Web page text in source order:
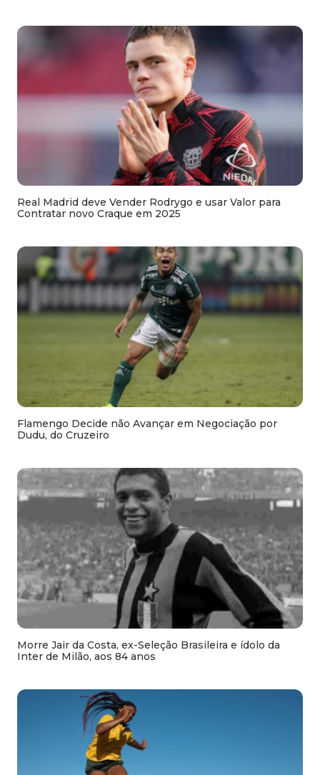
Real Madrid deve Vender Rodrygo e usar Valor para
Contratar novo Craque em 2025
Flamengo Decide não Avançar em Negociação por
Dudu, do Cruzeiro
Morre Jair da Costa, ex-Seleção Brasileira e ídolo da
Inter de Milão, aos 84 anos